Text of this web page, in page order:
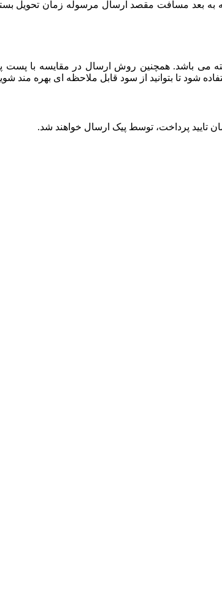
باشد. همچنین روش ارسال در مقایسه با پست
تا بتوانید از سود قابل ملاحظه ای بهره مند